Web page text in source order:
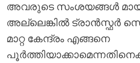
അവരുടെ സംശയങ്ങൾ
അല്ലെങ്കിൽ ട്രാൻസ്ഫർ
മാറ്റ കേന്ദ്രം എങ്ങനെ